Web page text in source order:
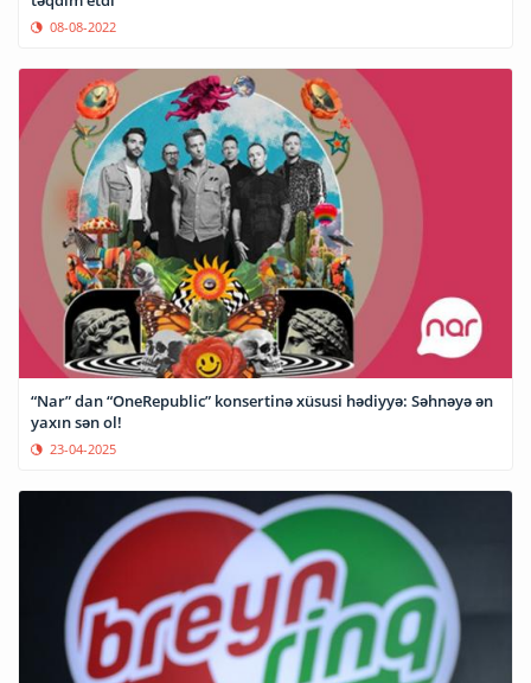
08-08-2022
“Nar” dan “OneRepublic” konsertinə xüsusi hədiyyə: Səhnəyə ən
yaxın sən ol!
23-04-2025